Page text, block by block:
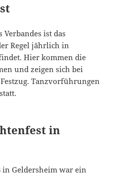
Verbandes ist das
Regel jährlich in
Hier kommen die
und zeigen sich bei
Tanzvorführungen
in
in Geldersheim war ein